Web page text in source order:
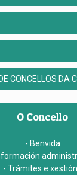
CONCELLOS DA
O Concello
- Benvida
- Trámites e